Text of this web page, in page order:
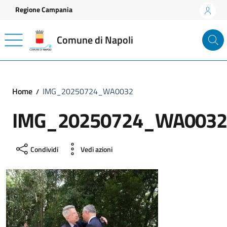
Vai ai contenuti
Vai al footer
Regione Campania
Comune di Napoli
Home IMG_20250724_WA0032
IMG_20250724_WA0032
Condividi Vedi azioni